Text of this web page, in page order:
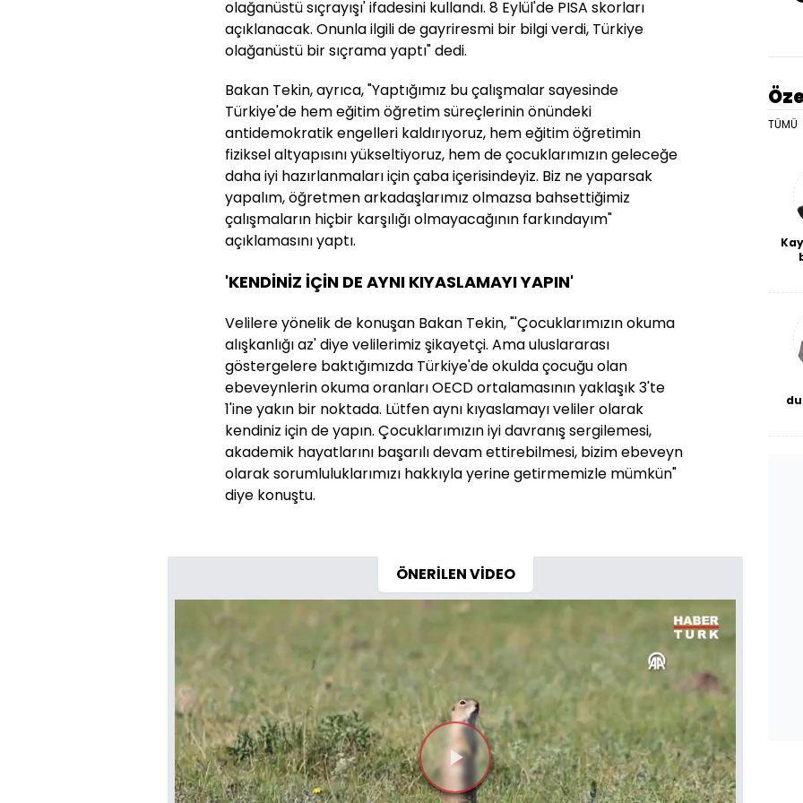
olağanüstü sıçrayışı' ifadesini kullandı. 8 Eylül'de PISA skorları
açıklanacak. Onunla ilgili de gayriresmi bir bilgi verdi, Türkiye
olağanüstü bir sıçrama yaptı" dedi.
Bakan Tekin, ayrıca, "Yaptığımız bu çalışmalar sayesinde
Türkiye'de hem eğitim öğretim süreçlerinin önündeki
antidemokratik engelleri kaldırıyoruz, hem eğitim öğretimin
fiziksel altyapısını yükseltiyoruz, hem de çocuklarımızın geleceğe
daha iyi hazırlanmaları için çaba içerisindeyiz. Biz ne yaparsak
yapalım, öğretmen arkadaşlarımız olmazsa bahsettiğimiz
çalışmaların hiçbir karşılığı olmayacağının farkındayım"
açıklamasını yaptı.
'KENDİNİZ İÇİN DE AYNI KIYASLAMAYI YAPIN'
Velilere yönelik de konuşan Bakan Tekin, "'Çocuklarımızın okuma
alışkanlığı az' diye velilerimiz şikayetçi. Ama uluslararası
göstergelere baktığımızda Türkiye'de okulda çocuğu olan
ebeveynlerin okuma oranları OECD ortalamasının yaklaşık 3'te
1'ine yakın bir noktada. Lütfen aynı kıyaslamayı veliler olarak
kendiniz için de yapın. Çocuklarımızın iyi davranış sergilemesi,
akademik hayatlarını başarılı devam ettirebilmesi, bizim ebeveyn
olarak sorumluluklarımızı hakkıyla yerine getirmemizle mümkün"
diye konuştu.
ÖNERİLEN VİDEO
Videoyu
TÜMÜ